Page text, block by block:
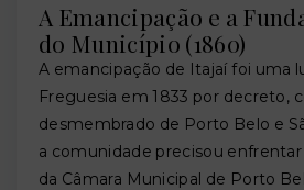
A Emancipação e a
do Município (1860)
A emancipação de Itajaí foi uma
Freguesia em 1833 por decreto,
desmembrado de Porto Belo e
a comunidade precisou enfrentar
da Câmara Municipal de Porto